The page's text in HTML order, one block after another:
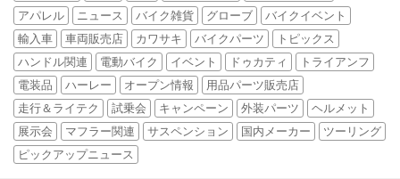
アパレル
ニュース バイク雑貨 グローブ
バイクイベント
輸入車
車両販売店 カワサキ バイクパーツ
トピックス
ハンドル関連
電動バイク イベント ドゥカティ
トライアンフ
電装品
ハーレー オープン情報
用品パーツ販売店
走行＆ライテク
試乗会 キャンペーン 外装パーツ
ヘルメット
展示会
マフラー関連 サスペンション 国内メーカー
ツーリング
ピックアップニュース